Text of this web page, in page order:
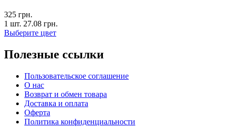
325 грн.
1 шт. 27.08 грн.
Выберите цвет
Полезные ссылки
Пользовательское соглашение
О нас
Возврат и обмен товара
Доставка и оплата
Оферта
Политика конфиденциальности